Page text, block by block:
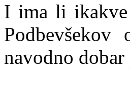
I ima li
navodno